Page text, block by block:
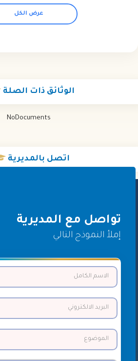
عرض الكل
الوثائقذات الصلة
NoDocuments
اتصل بالمديرية
تواصل مع المديرية
إملأ النموذج التالي